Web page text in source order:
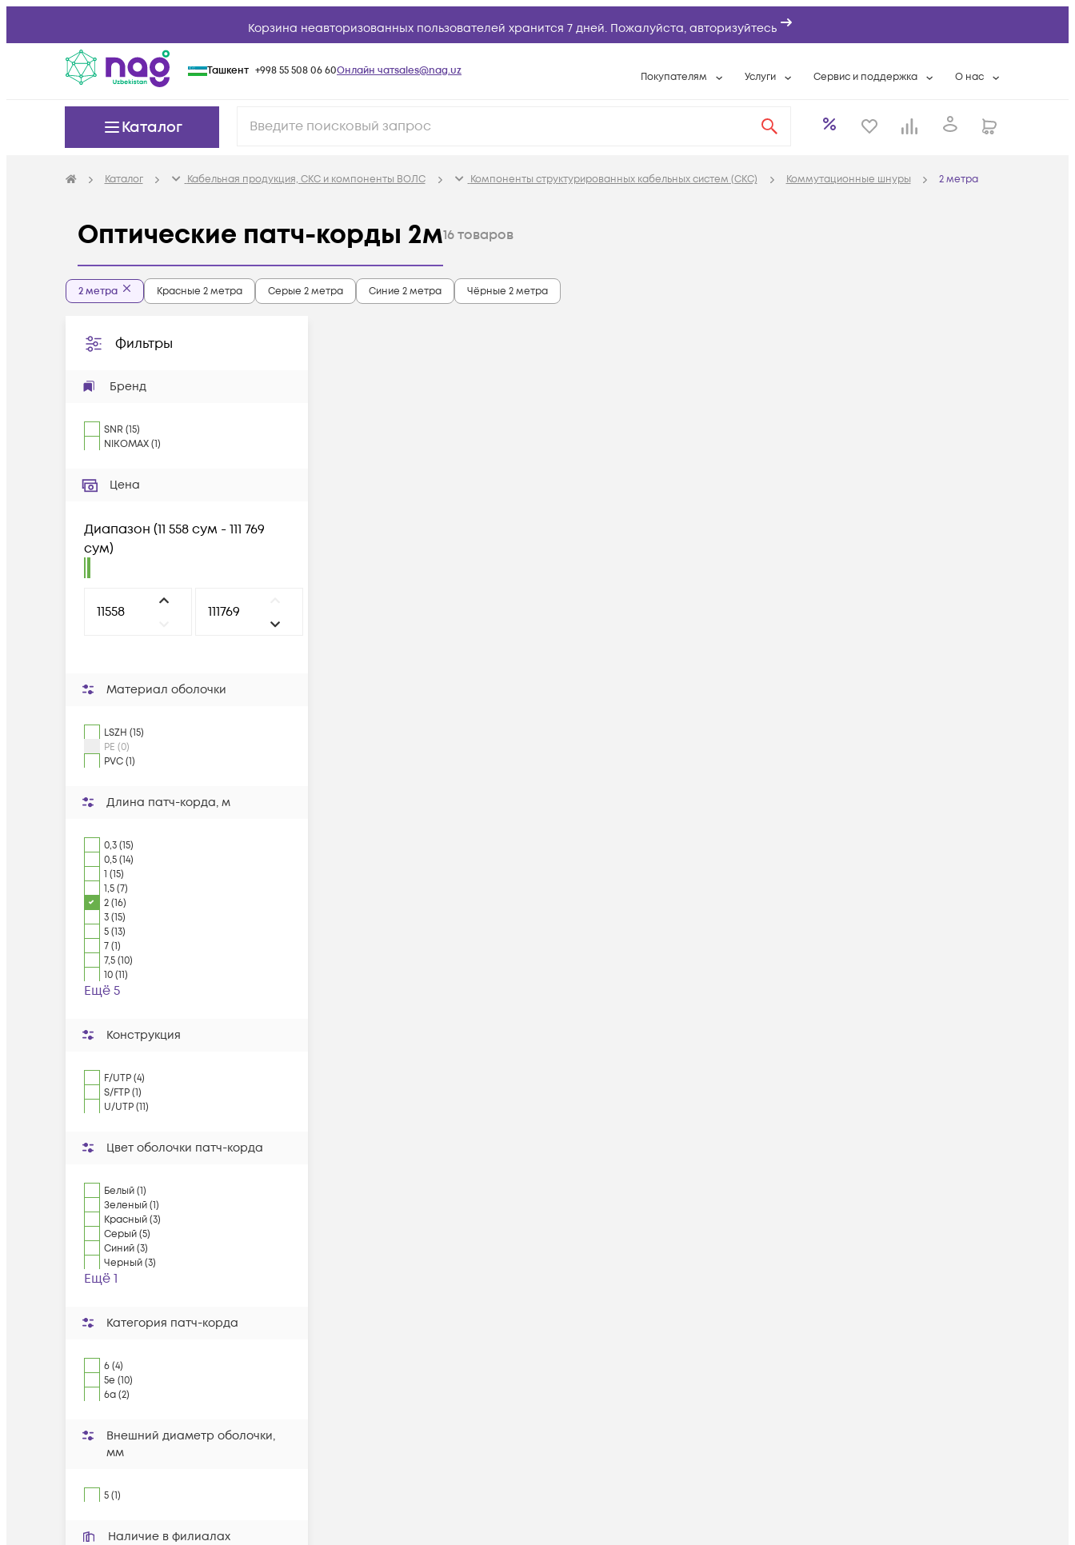
Корзина неавторизованных пользователей хранится 7 дней. Пожалуйста, авторизуйтесь
Ташкент +998 55 508 06 60Онлайн чатsales@nag.uz Покупателям
Вопросы и ответы
Услуги
Расширенная гарантия
Сервис и поддержка
Разовые выездные работы
Сервисный центр
О нас
Контактная
Партнеры
Каталог
Каталог Кабельная продукция, СКС и компоненты ВОЛС Компоненты структурированных кабельных систем (СКС) Коммутационные шнуры 2 метра
Оптические патч-корды 2м16товаров
Фильтры
Бренд
SNR (15)
NIKOMAX(1)
Цена
Диапазон (11 558 сум - 111 769
сум)
Материал оболочки
LSZH (15)
PE (0)
PVC (1)
Длина патч-корда, м
0,3 (15)
0,5 (14)
1 (15)
1,5 (7)
2 (16)
3 (15)
5 (13)
7 (1)
7,5 (10)
10 (11)
Ещё 5
Конструкция
F/UTP (4)
S/FTP (1)
U/UTP (11)
Цвет оболочки патч-корда
Белый (1)
Зеленый (1)
Красный (3)
Серый (5)
Синий (3)
Черный (3)
Ещё 1
Категория патч-корда
6 (4)
5e (10)
6a (2)
Внешний диаметр оболочки,
мм
5 (1)
Наличие в филиалах
2 метра Красные 2 метра Серые 2 метра Синие 2 метра Чёрные 2 метра